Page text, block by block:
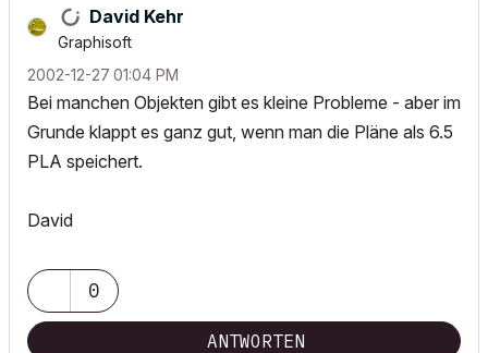
David Kehr
Graphisoft
‎2002-12-27 01:04 PM
Bei manchen Objekten gibt es kleine Probleme - aber im
Grunde klappt es ganz gut, wenn man die Pläne als 6.5
PLA speichert.
David
0
ANTWORTEN